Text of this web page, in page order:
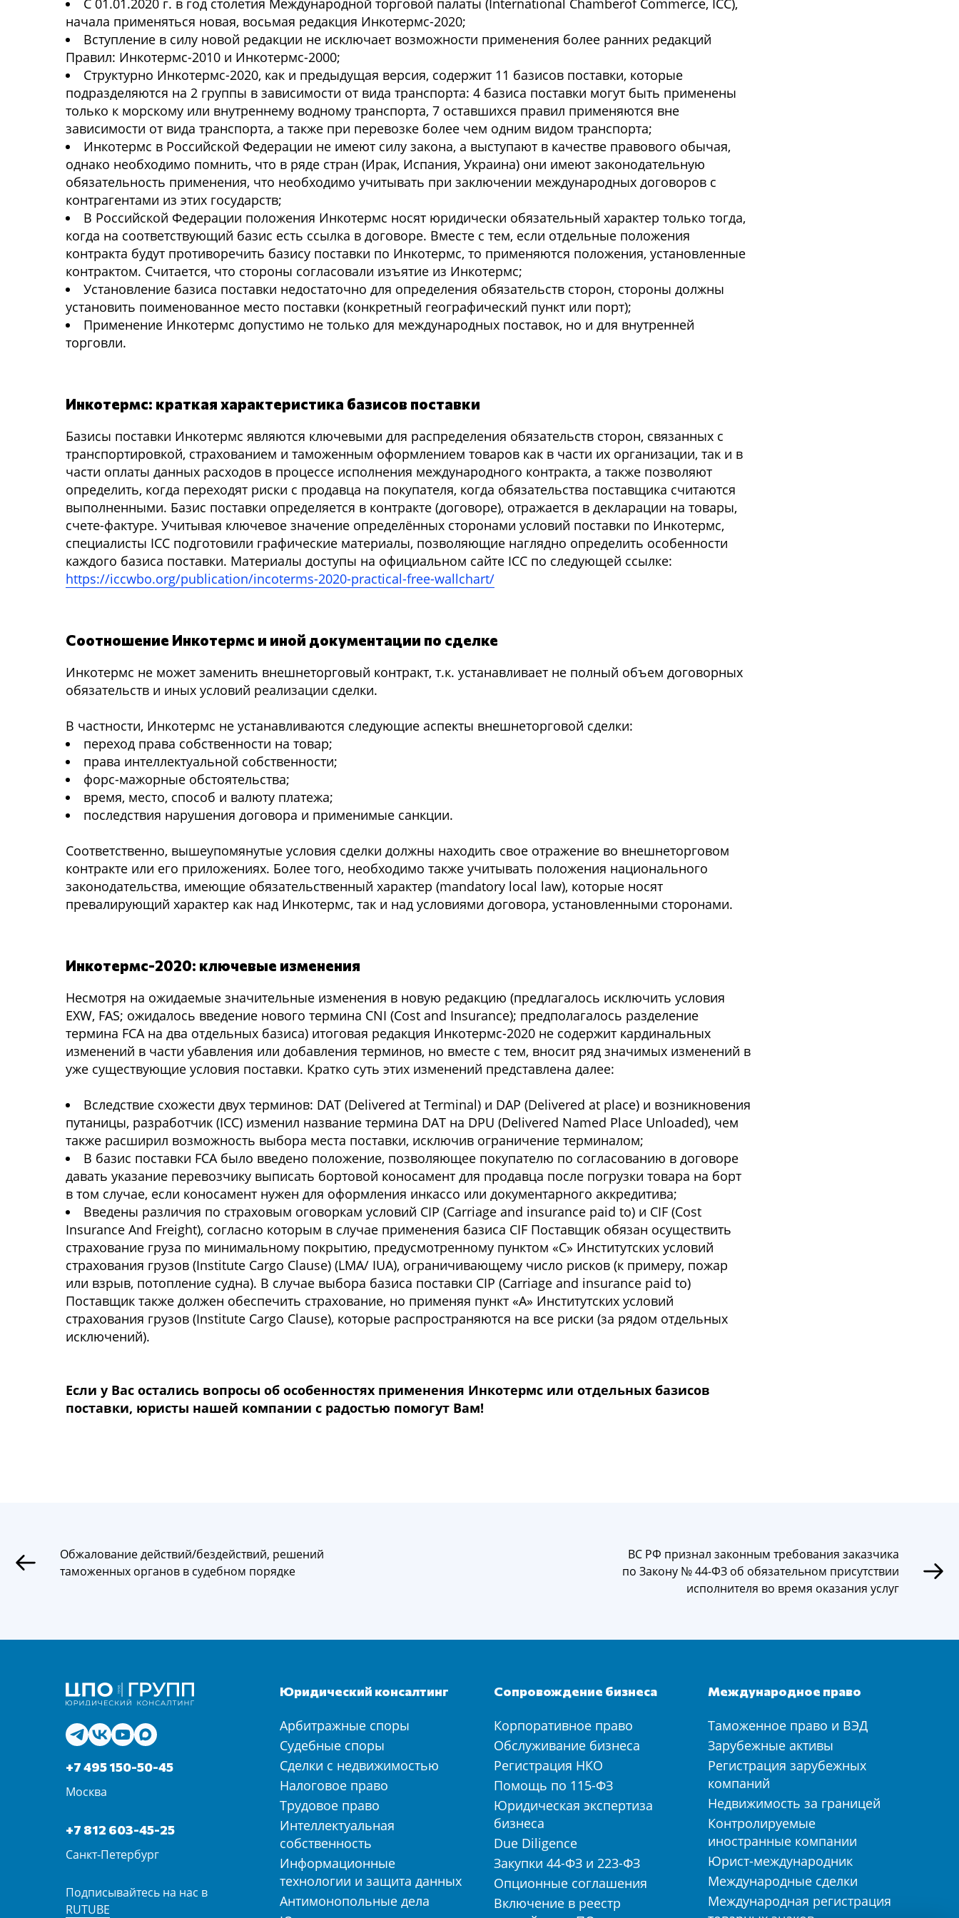
С 01.01.2020 г. в год столетия Международной торговой палаты (International Chamberof Commerce, ICC),
начала применяться новая, восьмая редакция Инкотермс-2020;
Вступление в силу новой редакции не исключает возможности применения более ранних редакций
Правил: Инкотермс-2010 и Инкотермс-2000;
Структурно Инкотермс-2020, как и предыдущая версия, содержит 11 базисов поставки, которые
подразделяются на 2 группы в зависимости от вида транспорта: 4 базиса поставки могут быть применены
только к морскому или внутреннему водному транспорта, 7 оставшихся правил применяются вне
зависимости от вида транспорта, а также при перевозке более чем одним видом транспорта;
Инкотермс в Российской Федерации не имеют силу закона, а выступают в качестве правового обычая,
однако необходимо помнить, что в ряде стран (Ирак, Испания, Украина) они имеют законодательную
обязательность применения, что необходимо учитывать при заключении международных договоров с
контрагентами из этих государств;
В Российской Федерации положения Инкотермс носят юридически обязательный характер только тогда,
когда на соответствующий базис есть ссылка в договоре. Вместе с тем, если отдельные положения
контракта будут противоречить базису поставки по Инкотермс, то применяются положения, установленные
контрактом. Считается, что стороны согласовали изъятие из Инкотермс;
Установление базиса поставки недостаточно для определения обязательств сторон, стороны должны
установить поименованное место поставки (конкретный географический пункт или порт);
Применение Инкотермс допустимо не только для международных поставок, но и для внутренней
торговли.
Инкотермс: краткая характеристика базисов поставки
Базисы поставки Инкотермс являются ключевыми для распределения обязательств сторон, связанных с
транспортировкой, страхованием и таможенным оформлением товаров как в части их организации, так и в
части оплаты данных расходов в процессе исполнения международного контракта, а также позволяют
определить, когда переходят риски с продавца на покупателя, когда обязательства поставщика считаются
выполненными. Базис поставки определяется в контракте (договоре), отражается в декларации на товары,
счете-фактуре. Учитывая ключевое значение определённых сторонами условий поставки по Инкотермс,
специалисты ICC подготовили графические материалы, позволяющие наглядно определить особенности
каждого базиса поставки. Материалы доступы на официальном сайте ICC по следующей ссылке:
https://iccwbo.org/publication/incoterms-2020-practical-free-wallchart/
Соотношение Инкотермс и иной документации по сделке
Инкотермс не может заменить внешнеторговый контракт, т.к. устанавливает не полный объем договорных
обязательств и иных условий реализации сделки.
В частности, Инкотермс не устанавливаются следующие аспекты внешнеторговой сделки:
переход права собственности на товар;
права интеллектуальной собственности;
форс-мажорные обстоятельства;
время, место, способ и валюту платежа;
последствия нарушения договора и применимые санкции.
Соответственно, вышеупомянутые условия сделки должны находить свое отражение во внешнеторговом
контракте или его приложениях. Более того, необходимо также учитывать положения национального
законодательства, имеющие обязательственный характер (mandatory local law), которые носят
превалирующий характер как над Инкотермс, так и над условиями договора, установленными сторонами.
Инкотермс-2020: ключевые изменения
Несмотря на ожидаемые значительные изменения в новую редакцию (предлагалось исключить условия
EXW, FAS; ожидалось введение нового термина CNI (Cost and Insurance); предполагалось разделение
термина FCA на два отдельных базиса) итоговая редакция Инкотермс-2020 не содержит кардинальных
изменений в части убавления или добавления терминов, но вместе с тем, вносит ряд значимых изменений в
уже существующие условия поставки. Кратко суть этих изменений представлена далее:
Вследствие схожести двух терминов: DAT (Delivered at Terminal) и DAP (Delivered at place) и возникновения
путаницы, разработчик (ICC) изменил название термина DAT на DPU (Delivered Named Place Unloaded), чем
также расширил возможность выбора места поставки, исключив ограничение терминалом;
В базис поставки FCA было введено положение, позволяющее покупателю по согласованию в договоре
давать указание перевозчику выписать бортовой коносамент для продавца после погрузки товара на борт
в том случае, если коносамент нужен для оформления инкассо или документарного аккредитива;
Введены различия по страховым оговоркам условий CIP (Carriage and insurance paid to) и CIF (Cost
Insurance And Freight), согласно которым в случае применения базиса CIF Поставщик обязан осуществить
страхование груза по минимальному покрытию, предусмотренному пунктом «С» Институтских условий
страхования грузов (Institute Cargo Clause) (LMA/ IUA), ограничивающему число рисков (к примеру, пожар
или взрыв, потопление судна). В случае выбора базиса поставки CIP (Carriage and insurance paid to)
Поставщик также должен обеспечить страхование, но применяя пункт «А» Институтских условий
страхования грузов (Institute Cargo Clause), которые распространяются на все риски (за рядом отдельных
исключений).
Если у Вас остались вопросы об особенностях применения Инкотермс или отдельных базисов
поставки, юристы нашей компании с радостью помогут Вам!
Обжалование действий/бездействий, решений
таможенных органов в судебном порядке
ВС РФ признал законным требования заказчика
по Закону № 44-ФЗ об обязательном присутствии
исполнителя во время оказания услуг
+7 495 150-50-45
Москва
+7 812 603-45-25
Санкт-Петербург
Подписывайтесь на нас в
RUTUBE
Юридический консалтинг
Арбитражные споры
Судебные споры
Сделки с недвижимостью
Налоговое право
Трудовое право
Интеллектуальная
собственность
Информационные
технологии и защита данных
Антимонопольные дела
Сопровождение бизнеса
Корпоративное право
Обслуживание бизнеса
Регистрация НКО
Помощь по 115-ФЗ
Юридическая экспертиза
бизнеса
Due Diligence
Закупки 44-ФЗ и 223-ФЗ
Опционные соглашения
Включение в реестр
Международное право
Таможенное право и ВЭД
Зарубежные активы
Регистрация зарубежных
компаний
Недвижимость за границей
Контролируемые
иностранные компании
Юрист-международник
Международные сделки
Международная регистрация